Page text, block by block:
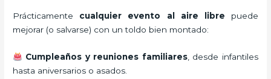
Prácticamente cualquier evento al aire libre puede
mejorar (o salvarse) con un toldo bien montado:
Cumpleaños y reuniones familiares, desde infantiles
hasta aniversarios o asados.